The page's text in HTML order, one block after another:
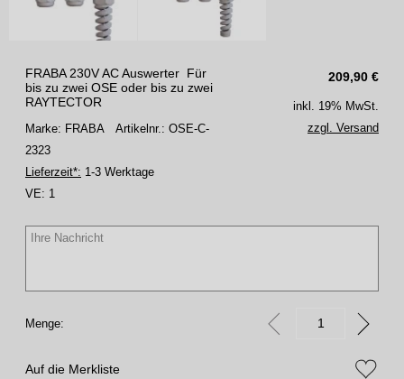
209,90 €
FRABA 230V AC Auswerter Für
bis zu zwei OSE oder bis zu zwei
RAYTECTOR
Marke: FRABA Artikelnr.: OSE-C-
2323
Lieferzeit*: 1-3 Werktage
VE: 1
inkl. 19% MwSt.
zzgl. Versand
Menge:
Auf die Merkliste